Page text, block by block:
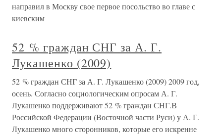
направил в Москву свое первое посольство во главе с
киевским
52 % граждан СНГ за А. Г.
Лукашенко (2009)
52 % граждан СНГ за А. Г. Лукашенко (2009) 2009 год,
осень. Согласно социологическим опросам А. Г.
Лукашенко поддерживают 52 % граждан СНГ.В
Российской Федерации (Восточной части Руси) у А. Г.
Лукашенко много сторонников, которые его искренне